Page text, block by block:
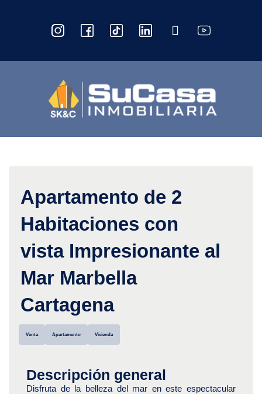
Apartamento de 2
Habitaciones con
vista Impresionante al
Mar Marbella
Cartagena
Venta Apartamento Vivienda
Descripción general
Disfruta de la belleza del mar en este espectacular